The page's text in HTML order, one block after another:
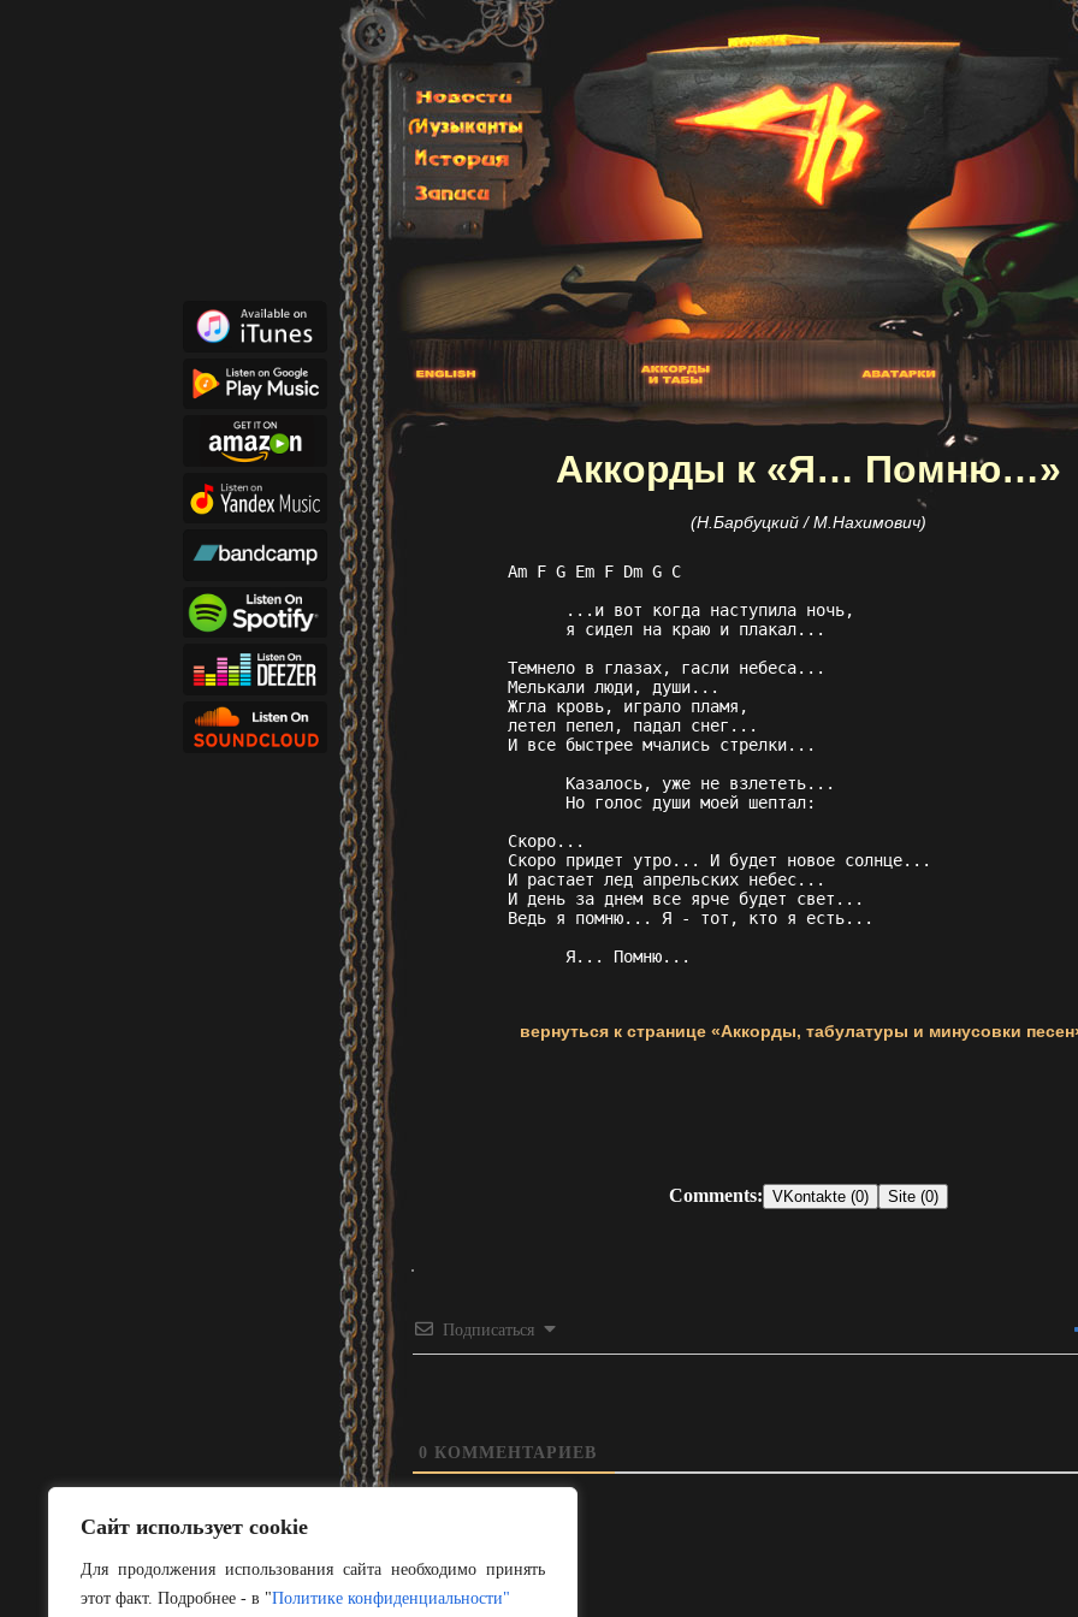
Сайт использует cookie
Для продолжения использования сайта необходимо принять
этот факт. Подробнее - в "Политике конфиденциальности"
Аккорды к «Я… Помню…»
(Н.Барбуцкий / М.Нахимович)
Am F G Em F Dm G C
Темнело в глазах, гасли небеса...
Мелькали люди, души...
Жгла кровь, играло пламя,
летел пепел, падал снег...
И все быстрее мчались стрелки...
Скоро...
Скоро придет утро... И будет новое солнце...
И растает лед апрельских небес...
И день за днем все ярче будет свет...
Ведь я помню... Я - тот, кто я есть...
      Я... Помню...
вернуться к странице «Аккорды, табулатуры и минусовки
Comments: VKontakte (0) Site (0)
Подписаться
0 КОММЕНТАРИЕВ